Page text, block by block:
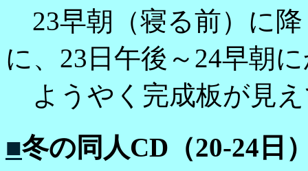
23早朝（寝る前）に
に、23日午後～24早朝
ようやく完成板が見
■冬の同人CD（20-24日